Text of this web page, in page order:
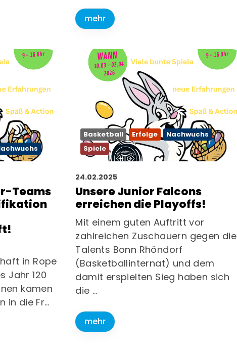
mehr
Teams
in Rope
Jahr 120
kamen
in die Fr…
Basketball Erfolge
Nachwuchs
Spiele
24.02.2025
Unsere Junior Falcons
erreichen die Playoffs!
Mit einem guten Auftritt vor
zahlreichen Zuschauern gegen die
Talents Bonn Rhöndorf
(Basketballinternat) und dem
damit erspielten Sieg haben sich
die …
mehr